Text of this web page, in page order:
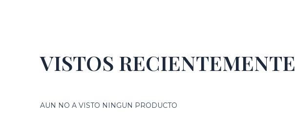
VISTOS RECIENTEMENTE
AUN NO A VISTO NINGUN PRODUCTO